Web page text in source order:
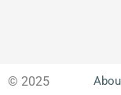
© 2025